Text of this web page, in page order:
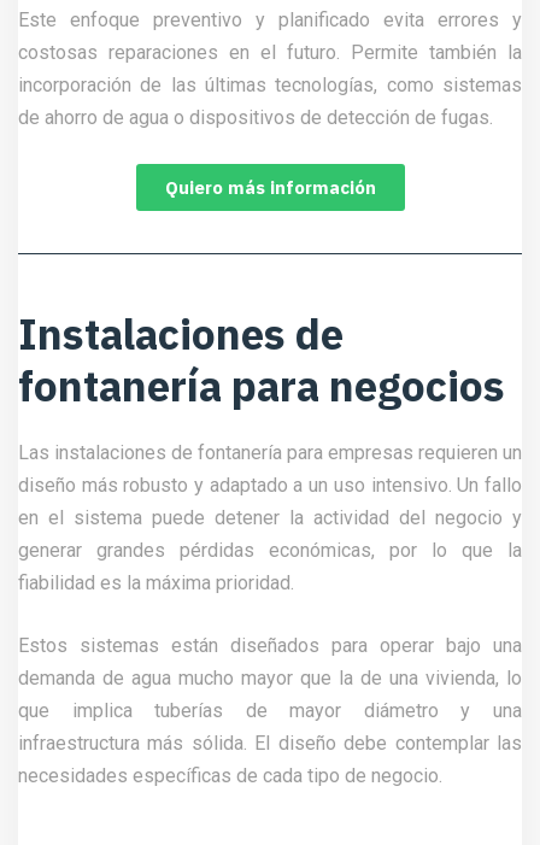
Este enfoque preventivo y planificado evita errores y
costosas reparaciones en el futuro. Permite también la
incorporación de las últimas tecnologías, como sistemas
de ahorro de agua o dispositivos de detección de fugas.
Quiero más información
Instalaciones de
fontanería para negocios
Las instalaciones de fontanería para empresas requieren un
diseño más robusto y adaptado a un uso intensivo. Un fallo
en el sistema puede detener la actividad del negocio y
generar grandes pérdidas económicas, por lo que la
fiabilidad es la máxima prioridad.
Estos sistemas están diseñados para operar bajo una
demanda de agua mucho mayor que la de una vivienda, lo
que implica tuberías de mayor diámetro y una
infraestructura más sólida. El diseño debe contemplar las
necesidades específicas de cada tipo de negocio.